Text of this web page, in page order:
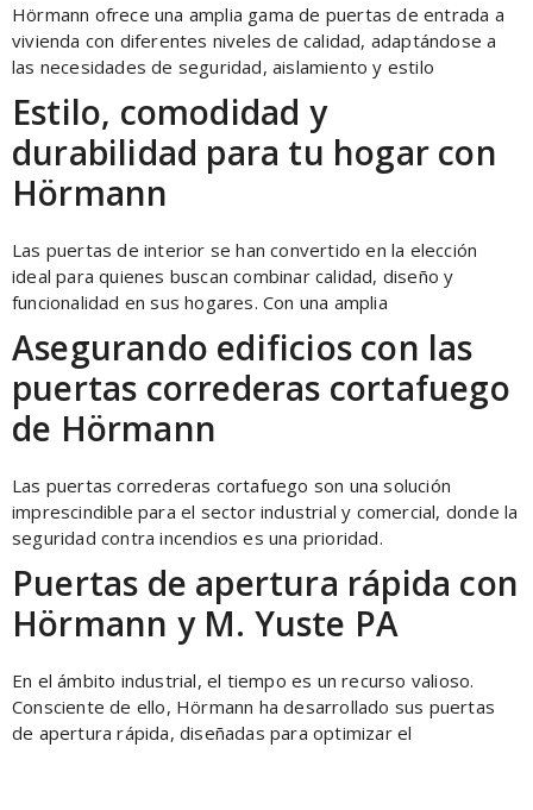
Hörmann ofrece una amplia gama de puertas de entrada a
vivienda con diferentes niveles de calidad, adaptándose a
las necesidades de seguridad, aislamiento y estilo
Estilo, comodidad y
durabilidad para tu hogar con
Hörmann
Las puertas de interior se han convertido en la elección
ideal para quienes buscan combinar calidad, diseño y
funcionalidad en sus hogares. Con una amplia
Asegurando edificios con las
puertas correderas cortafuego
de Hörmann
Las puertas correderas cortafuego son una solución
imprescindible para el sector industrial y comercial, donde la
seguridad contra incendios es una prioridad.
Puertas de apertura rápida con
Hörmann y M. Yuste PA
En el ámbito industrial, el tiempo es un recurso valioso.
Consciente de ello, Hörmann ha desarrollado sus puertas
de apertura rápida, diseñadas para optimizar el